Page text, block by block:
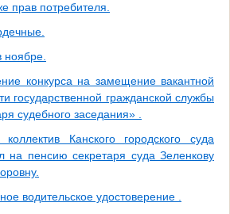
прав потребителя.
ноябре.
конкурса на замещение вакантной
государственной гражданской службы
судебного заседания» .
коллектив Канского городского суда
на пенсию секретаря суда Зеленкову
водительское удостоверение .